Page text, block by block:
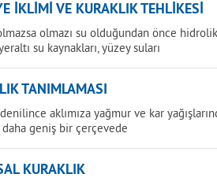
İKLİMİ VE KURAKLIK TEHLİKESİ
olmazsa olmazı su olduğundan önce
su kaynakları, yüzey suları
TANIMLAMASI
aklımıza yağmur ve kar
daha geniş bir çerçevede
KURAKLIK